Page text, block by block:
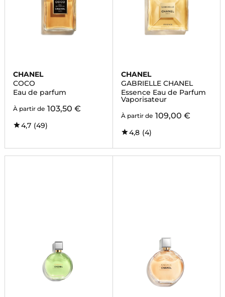
CHANEL
COCO
Eau de parfum
À partir de 103,50 €
4,7 (49)
CHANEL
GABRIELLE CHANEL
Essence Eau de Parfum
Vaporisateur
À partir de 109,00 €
4,8 (4)